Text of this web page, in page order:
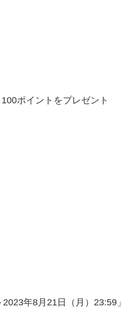
100ポイントをプレゼント
年8月21日（月）23:59」